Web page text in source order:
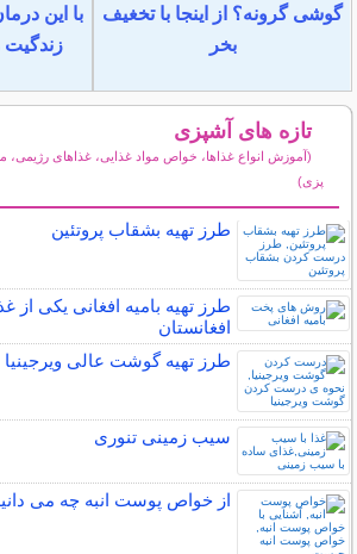
گوشی گرونه؟ از اینجا با تخغیف
بخر
با این
زندگیت
تازه های آشپزی
(آموزش انواع غذاها، خواص مواد غذایی، غذاهای رژیمی،
پزی)
طرز تهیه بشقاب پروتئین
طرز تهیه بامیه افغانی یکی از
افغانستان
طرز تهیه گوشت عالی ویرجینیا
سیب زمینی تنوری
از خواص پوست انبه چه می